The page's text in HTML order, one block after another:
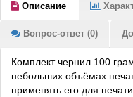
Описание
Вопрос-ответ (0)
Комплект чернил 100
небольших объёмах
применять его для